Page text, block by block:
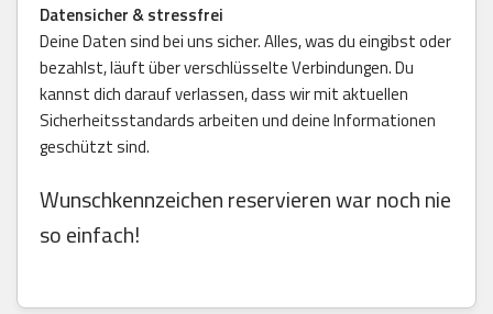
Datensicher & stressfrei
Deine Daten sind bei uns sicher. Alles, was du eingibst oder
bezahlst, läuft über verschlüsselte Verbindungen. Du
kannst dich darauf verlassen, dass wir mit aktuellen
Sicherheitsstandards arbeiten und deine Informationen
geschützt sind.
Wunschkennzeichen reservieren war noch nie
so einfach!